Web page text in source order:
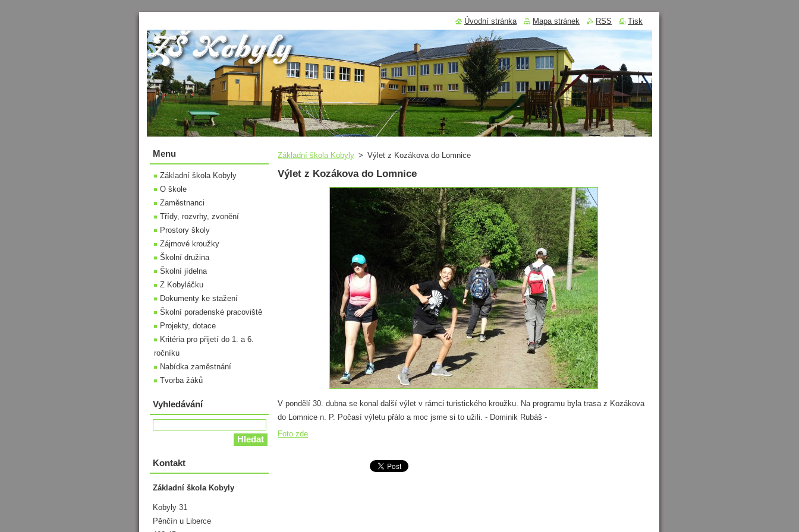
Základní škola Kobyly > Výlet z Kozákova do Lomnice
Výlet z Kozákova do Lomnice
V pondělí 30. dubna se konal další výlet v rámci turistického kroužku. Na programu byla trasa z Kozákova
do Lomnice n. P. Počasí výletu přálo a moc jsme si to užili. - Dominik Rubáš -
Foto zde
Menu
Základní škola Kobyly
O škole
Zaměstnanci
Třídy, rozvrhy, zvonění
Prostory školy
Zájmové kroužky
Školní družina
Školní jídelna
Z Kobyláčku
Dokumenty ke stažení
Školní poradenské pracoviště
Projekty, dotace
Kritéria pro přijetí do 1. a 6.
ročníku
Nabídka zaměstnání
Tvorba žáků
Vyhledávání
Kontakt
Základní škola Kobyly
Kobyly 31
Pěnčín u Liberce
Úvodní stránka Mapa stránek RSS Tisk